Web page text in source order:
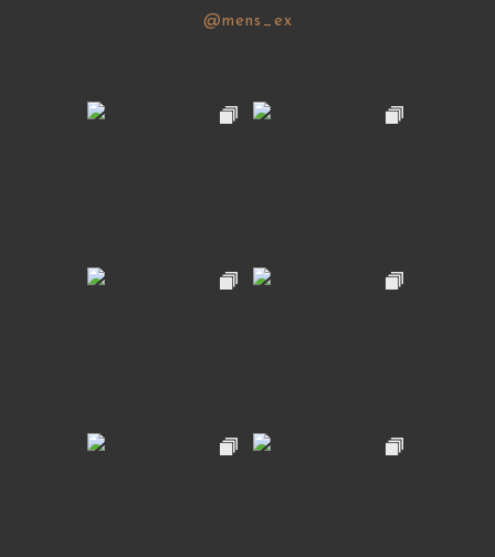
@mens_ex